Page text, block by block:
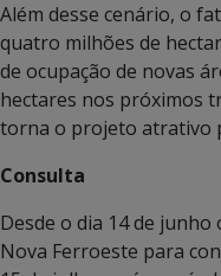
Além desse cenário, o
quatro milhões de
de ocupação de novas
hectares nos próximos
torna o projeto atrativo
Consulta
Desde o dia 14 de
Nova Ferroeste para